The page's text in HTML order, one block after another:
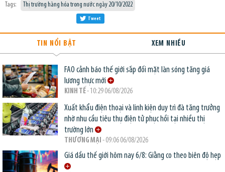
Tags: Thị trường hàng hóa trong nước ngày 20/10/2022
Tweet
TIN NỔI BẬT XEM NHIỀU
FAO cảnh báo thế giới sắp đối mặt làn sóng tăng giá
lương thực mới
KINH TẾ- 10:29 06/08/2026
Xuất khẩu điện thoại và linh kiện duy trì đà tăng trưởng
nhờ nhu cầu tiêu thụ điện tử phục hồi tại nhiều thị
trường lớn
THƯƠNG MẠI - 09:06 06/08/2026
Giá dầu thế giới hôm nay 6/8: Giằng co theo biên độ hẹp